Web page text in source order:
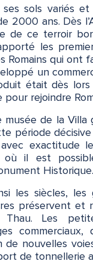
ses sols variés
2000 ans. Dès
de ce terroir
les
Romains qui ont
un
était dès
rejoindre
musée de la Villa
période décisive
exactitude
où il est
Historique.
les siècles,
préservent et
Les
commerciaux,
de nouvelles
de tonnellerie